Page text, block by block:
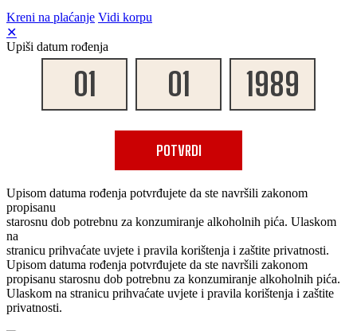
Kreni na plaćanje Vidi korpu
✕
Upiši datum rođenja
POTVRDI
Upisom datuma rođenja potvrđujete da ste navršili zakonom
propisanu
starosnu dob potrebnu za konzumiranje alkoholnih pića. Ulaskom
na
stranicu prihvaćate uvjete i pravila korištenja i zaštite privatnosti.
Upisom datuma rođenja potvrđujete da ste navršili zakonom
propisanu starosnu dob potrebnu za konzumiranje alkoholnih pića.
Ulaskom na stranicu prihvaćate uvjete i pravila korištenja i zaštite
privatnosti.